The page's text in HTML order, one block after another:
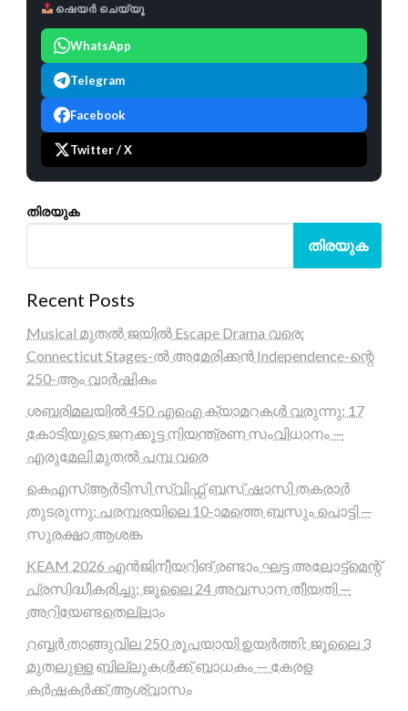
ഷെയർ ചെയ്യൂ
WhatsApp
Telegram
Facebook
Twitter / X
തിരയുക
തിരയുക
Recent Posts
Musical മുതൽ ജയിൽ Escape Drama വരെ:
Connecticut Stages-ൽ അമേരിക്കൻ Independence-ന്റെ
250-ആം വാർഷികം
ശബരിമലയിൽ 450 എഐ ക്യാമറകൾ വരുന്നു; 17
കോടിയുടെ ജനക്കൂട്ട നിയന്ത്രണ സംവിധാനം —
എരുമേലി മുതൽ പമ്പ വരെ
കെഎസ്ആർടിസി സ്വിഫ്റ്റ് ബസ് ഷാസി തകരാർ
തുടരുന്നു; പരമ്പരയിലെ 10-ാമത്തെ ബസും പൊട്ടി —
സുരക്ഷാ ആശങ്ക
KEAM 2026 എൻജിനീയറിങ് രണ്ടാം ഘട്ട അലോട്ട്മെന്റ്
പ്രസിദ്ധീകരിച്ചു; ജൂലൈ 24 അവസാന തീയതി —
അറിയേണ്ടതെല്ലാം
റബ്ബർ താങ്ങുവില 250 രൂപയായി ഉയർത്തി; ജൂലൈ 3
മുതലുള്ള ബില്ലുകൾക്ക് ബാധകം — കേരള
കർഷകർക്ക് ആശ്വാസം